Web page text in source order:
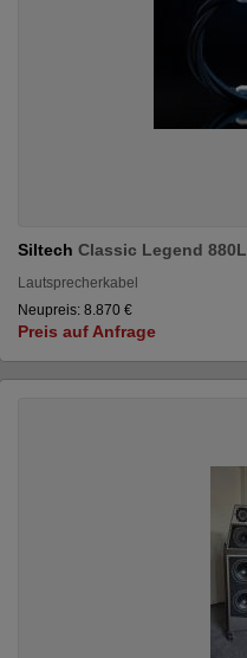
Siltech Classic Legend 880L
Lautsprecherkabel
Neupreis: 8.870 €
Preis auf Anfrage